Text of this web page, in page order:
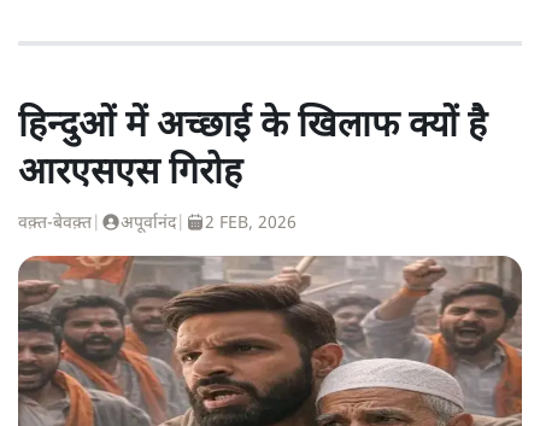
हिन्दुओं में अच्छाई के खिलाफ क्यों है
आरएसएस गिरोह
वक़्त-बेवक़्त अपूर्वानंद| 2 FEB, 2026